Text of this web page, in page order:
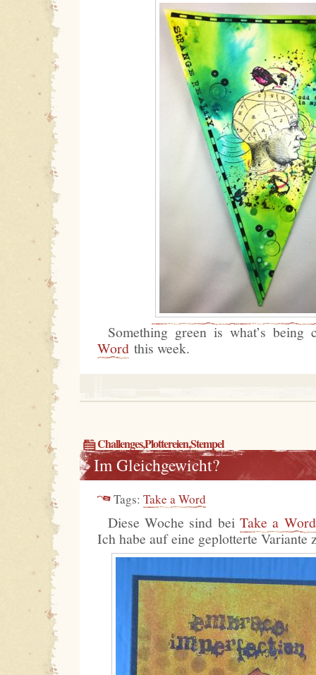
Something green is what’s
Wordthis week.
Challenges,Plottereien,Stempel
Im Gleichgewicht?
Tags: Take a Word
Diese Woche sind bei Take a Word
Ich habe auf eine geplotterte Variante